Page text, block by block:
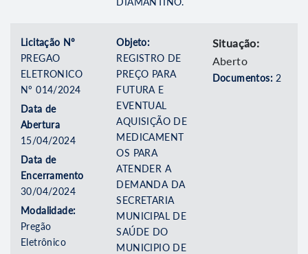
Licitação Nº
PREGAO
ELETRONICO
Nº 014/2024
Data de
Abertura
15/04/2024
Data de
Encerramento
30/04/2024
Modalidade:
Pregão
Eletrônico
Objeto:
REGISTRO DE
PREÇO PARA
FUTURA E
EVENTUAL
AQUISIÇÃO DE
MEDICAMENT
OS PARA
ATENDER A
DEMANDA DA
SECRETARIA
MUNICIPAL DE
SAÚDE DO
MUNICIPIO DE
Situação:
Aberto
Documentos: 2